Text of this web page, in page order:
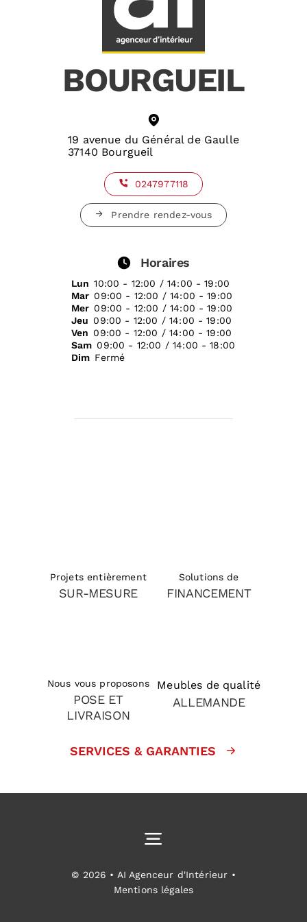
BOURGUEIL
19 avenue du Général de Gaulle
37140 Bourgueil
0247977118
Prendre rendez-vous
Horaires
Lun 10:00 - 12:00 / 14:00 - 19:00
Mar 09:00 - 12:00 / 14:00 - 19:00
Mer 09:00 - 12:00 / 14:00 - 19:00
Jeu 09:00 - 12:00 / 14:00 - 19:00
Ven 09:00 - 12:00 / 14:00 - 19:00
Sam 09:00 - 12:00 / 14:00 - 18:00
Dim Fermé
Projets entièrement
SUR-MESURE
Solutions de
FINANCEMENT
Nous vous proposons
POSE ET
LIVRAISON
Meubles de qualité
ALLEMANDE
SERVICES & GARANTIES
Toggle
Navigation
Cuisines équipées
© 2026 • AI Agenceur d'Intérieur •
Mentions légales